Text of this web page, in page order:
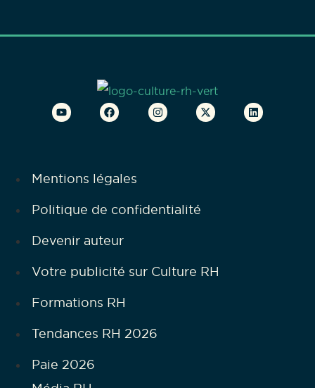
Mentions légales
Politique de confidentialité
Devenir auteur
Votre publicité sur Culture RH
Formations RH
Tendances RH 2026
Paie 2026